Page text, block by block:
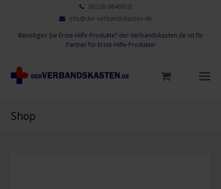
06238-9846810
info@der-verbandskasten.de
Benötigen Sie Erste-Hilfe-Produkte? der-Verbandskasten.de ist Ihr
Partner für Erste-Hilfe-Produkte!
Shop